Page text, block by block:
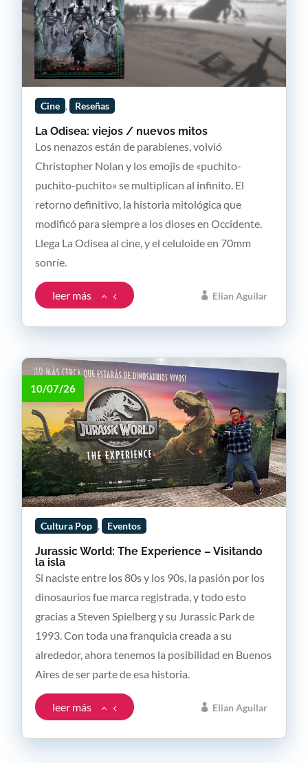
La Odisea: viejos / nuevos mitos
Elian Aguilar
Cine , Reseñas
Los nenazos están de parabienes, volvió
Christopher Nolan y los emojis de «puchito-
puchito-puchito» se multiplican al infinito. El
retorno definitivo, la historia mitológica que
modificó para siempre a los dioses en Occidente.
Llega La Odisea al cine, y el celuloide en 70mm
sonríe.
leer más
Jurassic World: The Experience – Visitando
la isla
Elian Aguilar
10/07/26
Cultura Pop , Eventos
Si naciste entre los 80s y los 90s, la pasión por los
dinosaurios fue marca registrada, y todo esto
gracias a Steven Spielberg y su Jurassic Park de
1993. Con toda una franquicia creada a su
alrededor, ahora tenemos la posibilidad en Buenos
Aires de ser parte de esa historia.
leer más